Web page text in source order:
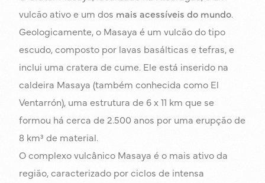
vulcão ativo e um dos mais acessíveis do mundo.
Geologicamente, o Masaya é um vulcão do tipo
escudo, composto por lavas basálticas e tefras, e
inclui uma cratera de cume. Ele está inserido na
caldeira Masaya (também conhecida como El
Ventarrón), uma estrutura de 6 x 11 km que se
formou há cerca de 2.500 anos por uma erupção de
8 km³ de material.
O complexo vulcânico Masaya é o mais ativo da
região, caracterizado por ciclos de intensa